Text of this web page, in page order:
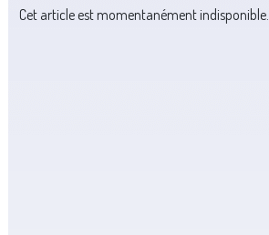
Cet article est momentanément indisponible.